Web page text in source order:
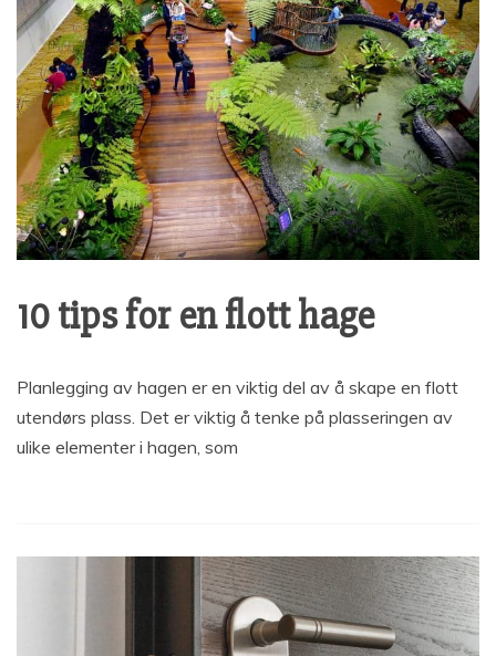
10 tips for en flott hage
Planlegging av hagen er en viktig del av å skape en flott
utendørs plass. Det er viktig å tenke på plasseringen av
ulike elementer i hagen, som